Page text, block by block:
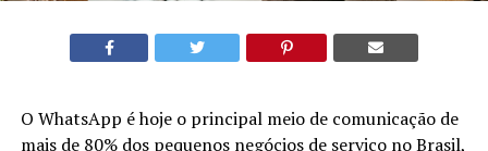
O WhatsApp é hoje o principal meio de comunicação de
mais de 80% dos pequenos negócios de serviço no Brasil,